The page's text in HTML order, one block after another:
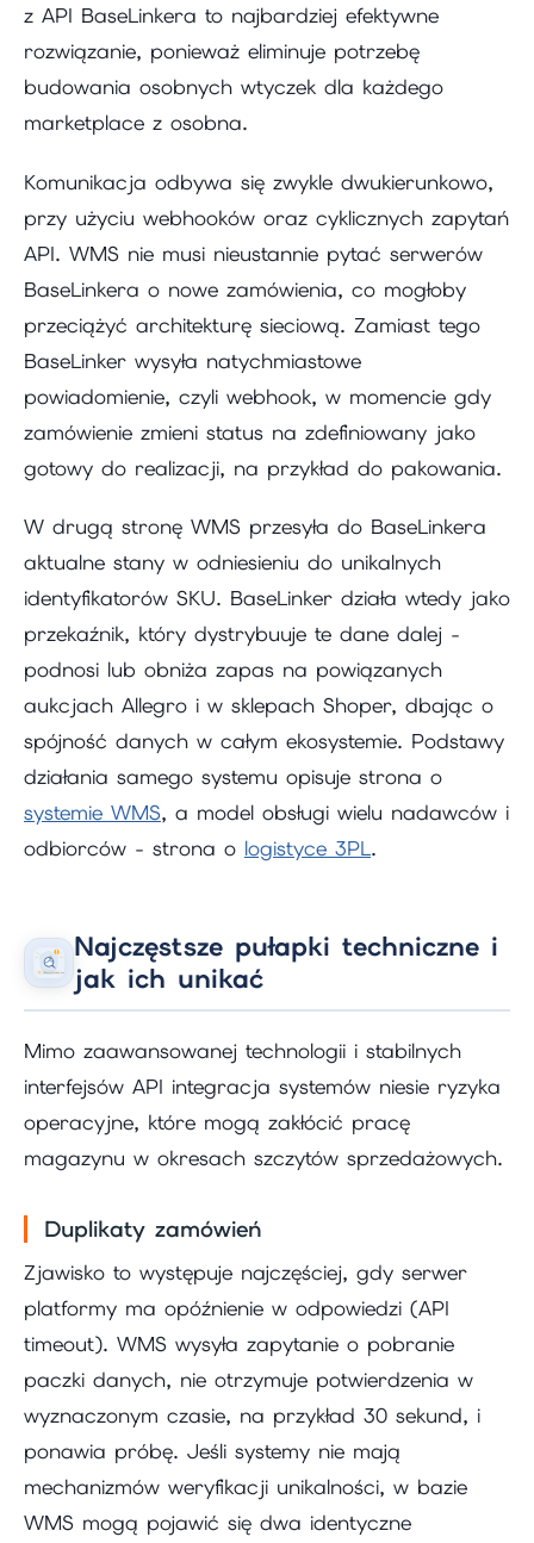
z API BaseLinkera to najbardziej efektywne
rozwiązanie, ponieważ eliminuje potrzebę
budowania osobnych wtyczek dla każdego
marketplace z osobna.
Komunikacja odbywa się zwykle dwukierunkowo,
przy użyciu webhooków oraz cyklicznych zapytań
API. WMS nie musi nieustannie pytać serwerów
BaseLinkera o nowe zamówienia, co mogłoby
przeciążyć architekturę sieciową. Zamiast tego
BaseLinker wysyła natychmiastowe
powiadomienie, czyli webhook, w momencie gdy
zamówienie zmieni status na zdefiniowany jako
gotowy do realizacji, na przykład do pakowania.
W drugą stronę WMS przesyła do BaseLinkera
aktualne stany w odniesieniu do unikalnych
identyfikatorów SKU. BaseLinker działa wtedy jako
przekaźnik, który dystrybuuje te dane dalej -
podnosi lub obniża zapas na powiązanych
aukcjach Allegro i w sklepach Shoper, dbając o
spójność danych w całym ekosystemie. Podstawy
działania samego systemu opisuje strona o
systemie WMS, a model obsługi wielu nadawców i
odbiorców - strona o logistyce 3PL.
Najczęstsze pułapki techniczne i
jak ich unikać
Mimo zaawansowanej technologii i stabilnych
interfejsów API integracja systemów niesie ryzyka
operacyjne, które mogą zakłócić pracę
magazynu w okresach szczytów sprzedażowych.
Duplikaty zamówień
Zjawisko to występuje najczęściej, gdy serwer
platformy ma opóźnienie w odpowiedzi (API
timeout). WMS wysyła zapytanie o pobranie
paczki danych, nie otrzymuje potwierdzenia w
wyznaczonym czasie, na przykład 30 sekund, i
ponawia próbę. Jeśli systemy nie mają
mechanizmów weryfikacji unikalności, w bazie
WMS mogą pojawić się dwa identyczne